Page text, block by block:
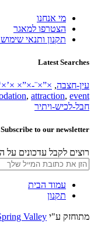
מי אנחנו
הצטרפו למאגר
תקנון ותנאי
Latest Searches
עין-חצבה,
×”× ×’×‘
, attraction, event
חבל-לכיש-ויתיר
Subscribe to our newsletter
רוצים לקבל עדכונים על
עמוד הבית
תקנון
מתוחזק ע"י Valley